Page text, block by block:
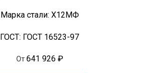
Марка стали: Х12МФ
ГОСТ: ГОСТ 16523-97
От 641 926 ₽